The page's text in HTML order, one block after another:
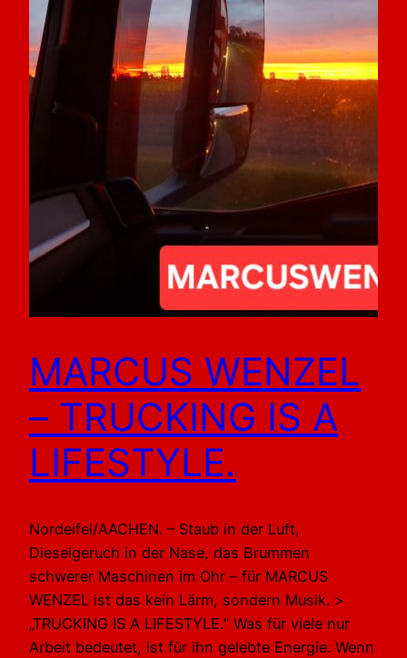
MARCUS WENZEL
– TRUCKING IS A
LIFESTYLE.
Nordeifel/AACHEN. – Staub in der Luft,
Dieselgeruch in der Nase, das Brummen
schwerer Maschinen im Ohr – für MARCUS
WENZEL ist das kein Lärm, sondern Musik. >
„TRUCKING IS A LIFESTYLE.“ Was für viele nur
Arbeit bedeutet, ist für ihn gelebte Energie. Wenn